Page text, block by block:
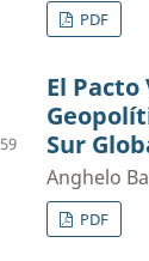
PDF
El
Sur
Anghelo
PDF